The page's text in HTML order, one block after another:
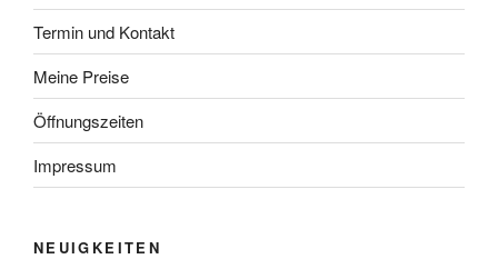
Termin und Kontakt
Meine Preise
Öffnungszeiten
Impressum
NEUIGKEITEN